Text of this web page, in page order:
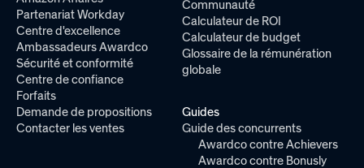
Partenariat Workday
Centre d'excellence
Ambassadeurs Awardco
Sécurité et conformité
Centre de confiance
Forfaits
Demande de propositions
Contacter les ventes
Communauté
Calculateur de ROI
Calculateur de budget
Glossaire de la rémunération
globale
Guides
Guide des concurrents
Awardco contre Achievers
Awardco contre Bonusly